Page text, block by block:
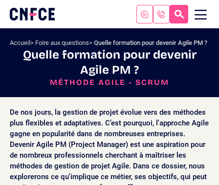
contenu
Logo
site
Accueil Foire aux questions Quelle formation pour devenir Agile PM ?
Quelle formation pour devenir
Agile PM ?
MÉTHODE AGILE - SCRUM
De nos jours, la gestion de projet évolue vers des méthodes
plus flexibles et adaptatives. C’est pourquoi, l'approche Agile
gagne en popularité dans de nombreuses entreprises.
Devenir Agile PM (Project Manager) est une aspiration pour
de nombreux professionnels cherchant à maîtriser les
méthodes de gestion de projet Agile. Dans ce dossier, nous
explorerons ce qu'implique ce métier, ses objectifs, qui peut